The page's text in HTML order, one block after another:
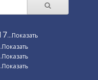
...Показать